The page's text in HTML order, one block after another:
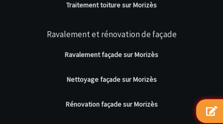
Traitement toiture sur Morizès
Ravalement et rénovation de façade
Ravalement façade sur Morizès
Nettoyage façade sur Morizès
Rénovation façade sur Morizès